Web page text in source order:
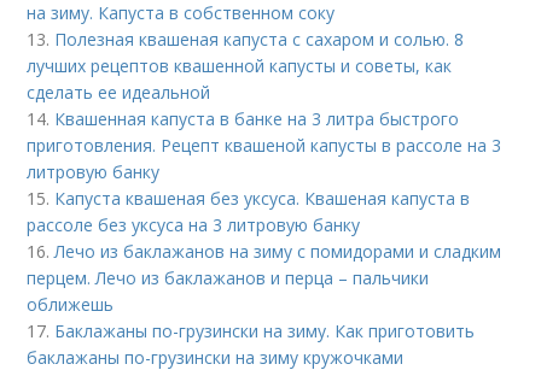
на зиму. Капуста в собственном соку
13. Полезная квашеная капуста с сахаром и солью. 8
лучших рецептов квашенной капусты и советы, как
сделать ее идеальной
14. Квашенная капуста в банке на 3 литра быстрого
приготовления. Рецепт квашеной капусты в рассоле на 3
литровую банку
15. Капуста квашеная без уксуса. Квашеная капуста в
рассоле без уксуса на 3 литровую банку
16.Лечо из баклажанов на зиму с помидорами и сладким
перцем. Лечо из баклажанов и перца – пальчики
оближешь
17. Баклажаны по-грузински на зиму. Как приготовить
баклажаны по-грузински на зиму кружочками